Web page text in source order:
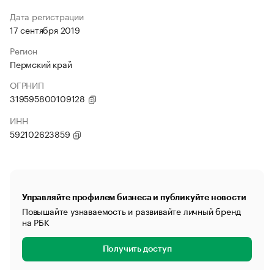
Дата регистрации
17 сентября 2019
Регион
Пермский край
ОГРНИП
319595800109128
ИНН
592102623859
Управляйте профилем бизнеса и публикуйте новости
Повышайте узнаваемость и развивайте личный бренд
на РБК
Получить доступ